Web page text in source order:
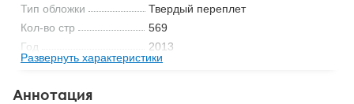
Тип обложки
Твердый переплет
Кол-во стр
569
Год
2013
ISBN
978-5-89353-388-0
Развернуть характеристики
Аннотация